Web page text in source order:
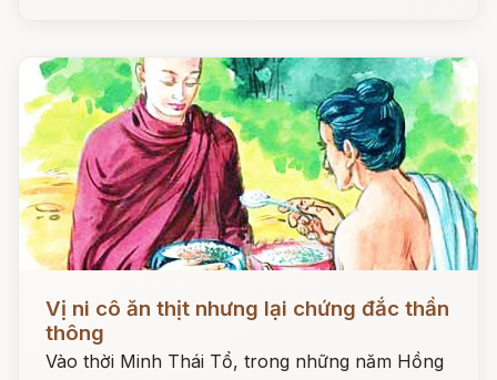
Vị ni cô ăn thịt nhưng lại chứng đắc thần
thông
Vào thời Minh Thái Tổ, trong những năm Hồng